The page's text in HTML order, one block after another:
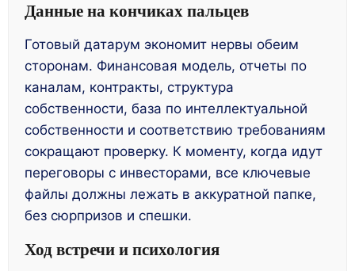
Данные на кончиках пальцев
Готовый датарум экономит нервы обеим
сторонам. Финансовая модель, отчеты по
каналам, контракты, структура
собственности, база по интеллектуальной
собственности и соответствию требованиям
сокращают проверку. К моменту, когда идут
переговоры с инвесторами, все ключевые
файлы должны лежать в аккуратной папке,
без сюрпризов и спешки.
Ход встречи и психология